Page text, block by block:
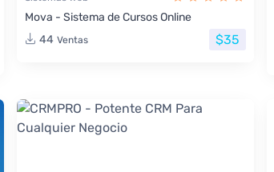
Mova - Sistema de Cursos Online
44 Ventas $35